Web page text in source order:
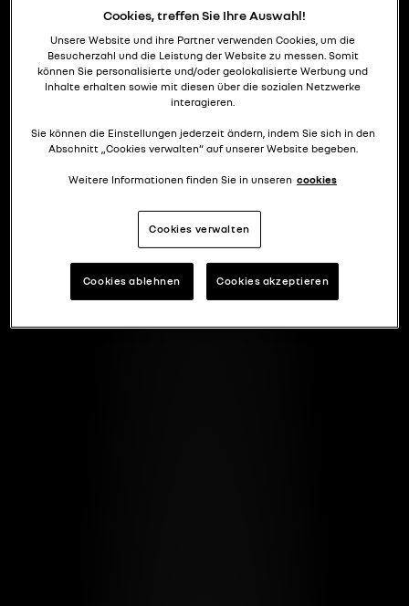
Cookies, treffen Sie Ihre Auswahl!
Unsere Website und ihre Partner verwenden Cookies, um die
Besucherzahl und die Leistung der Website zu messen. Somit
können Sie personalisierte und/oder geolokalisierte Werbung und
Inhalte erhalten sowie mit diesen über die sozialen Netzwerke
interagieren.
Sie können die Einstellungen jederzeit ändern, indem Sie sich in den
Abschnitt „Cookies verwalten“ auf unserer Website begeben.
Weitere Informationen finden Sie in unseren cookies
Cookies verwalten
Cookies ablehnen Cookies akzeptieren